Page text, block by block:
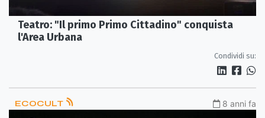
Teatro: "Il primo Primo Cittadino" conquista
l'Area Urbana
Condividi su:
ECOCULT 8 anni fa